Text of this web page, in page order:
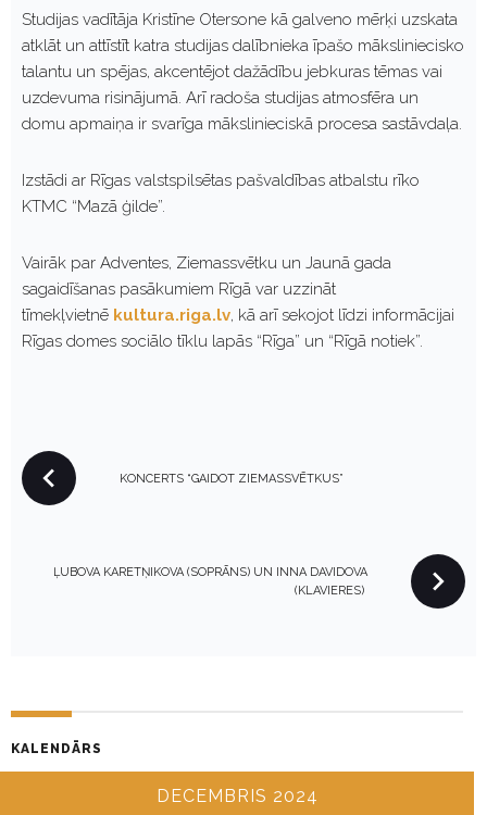
Studijas vadītāja Kristīne Otersone kā galveno mērķi uzskata
atklāt un attīstīt katra studijas dalībnieka īpašo māksliniecisko
talantu un spējas, akcentējot dažādību jebkuras tēmas vai
uzdevuma risinājumā. Arī radoša studijas atmosfēra un
domu apmaiņa ir svarīga mākslinieciskā procesa sastāvdaļa.
Izstādi ar Rīgas valstspilsētas pašvaldības atbalstu rīko
KTMC “Mazā ģilde”.
Vairāk par Adventes, Ziemassvētku un Jaunā gada
sagaidīšanas pasākumiem Rīgā var uzzināt
tīmekļvietnē kultura.riga.lv, kā arī sekojot līdzi informācijai
Rīgas domes sociālo tīklu lapās “Rīga” un “Rīgā notiek”.
P
O
A
T
I
KONCERTS “GAIDOT ZIEMASSVĒTKUS”
ĻUBOVA KARETŅIKOVA (SOPRĀNS) UN INNA DAVIDOVA
(KLAVIERES)
KALENDĀRS
DECEMBRIS 2024